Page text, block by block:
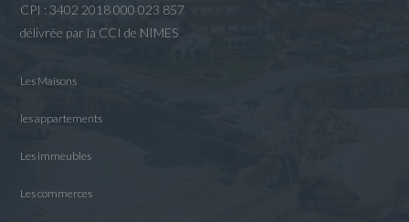
CPI : 3402 2018 000 023 857
délivrée par la CCI de NIMES
Les Maisons
les appartements
Les immeubles
Les commerces